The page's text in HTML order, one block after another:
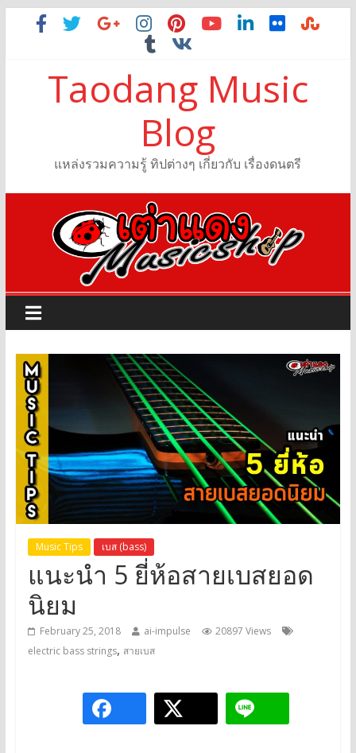
Taodang Music
Blog
แหล่งรวมความรู้ ทิปต่างๆ เกี่ยวกับ เรื่องดนตรี
Music Tips เบส (bass)
แนะนำ 5 ยี่ห้อสายเบสยอด
นิยม
February 25, 2018 ai-impulse
20897 Views
electric bass strings, สายเบส